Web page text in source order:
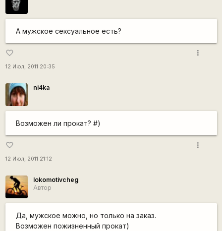
А мужское сексуальное есть?
favorite_border
12 Июл, 2011 20:35
more_vert
ni4ka
Возможен ли прокат? #)
favorite_border
12 Июл, 2011 21:12
more_vert
lokomotivcheg
Автор
Да, мужское можно, но только на заказ.
Возможен пожизненный прокат)